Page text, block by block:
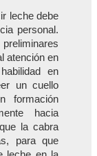
leche debe
personal.
atención en
en
un cuello
formación
hacia
la cabra
para que